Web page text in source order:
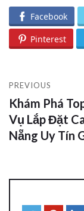
Facebook
Pinterest
PREVIOUS
Khám Phá
Vụ Lắp Đặt
Nẵng Uy Tín